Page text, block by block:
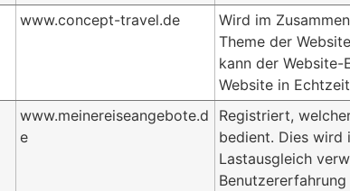
www.concept-travel.de
Wird im
Theme der
kann der Website-
Website in
www.meinereiseangebote.d
e
Registriert,
bedient. Dies wird
Lastausgleich